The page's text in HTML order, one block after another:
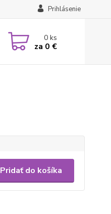
Prihlásenie
0ks
za 0 €
Pridať do košíka